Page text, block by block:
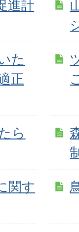
進計
た
正
ら
関す